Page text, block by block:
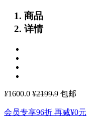
商品
详情
¥1600.0 ¥2199.9 包邮
会员专享96折 再减¥0元